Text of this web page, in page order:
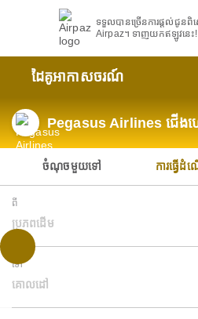
ទទួលបានច្រើនការផ្តល់ជូនពិ
Airpaz។ ទាញយកឥឡូវនេះ!
ដៃគូអាកាសចរណ៍
Pegasus Airlines ជើង
ចំណុចមួយទៅ ការធ្វើដំ
ពី
ប្រភពដើម
ទៅ
គោលដៅ